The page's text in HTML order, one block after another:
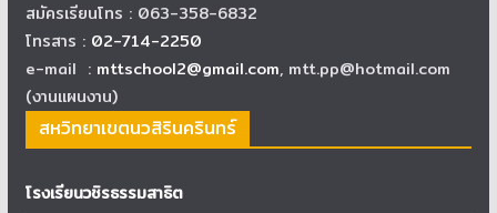
สมัครเรียนโทร : 063-358-6832
โทรสาร : 02-714-2250
e-mail : mttschool2@gmail.com, mtt.pp@hotmail.com
(งานแผนงาน)
สหวิทยาเขตนวสิรินครินทร์
โรงเรียนวชิรธรรมสาธิต